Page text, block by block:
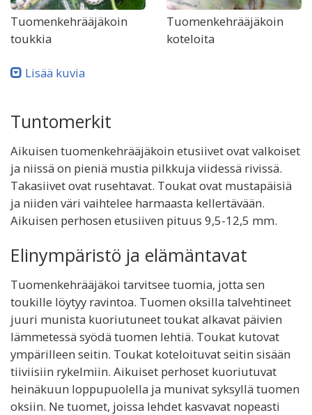
Tuomenkehrääjäkoin
toukkia
Tuomenkehrääjäkoin
koteloita
Lisää kuvia
Tuntomerkit
Aikuisen tuomenkehrääjäkoin etusiivet ovat valkoiset
ja niissä on pieniä mustia pilkkuja viidessä rivissä.
Takasiivet ovat rusehtavat. Toukat ovat mustapäisiä
ja niiden väri vaihtelee harmaasta kellertävään.
Aikuisen perhosen etusiiven pituus 9,5-12,5 mm.
Elinympäristö ja elämäntavat
Tuomenkehrääjäkoi tarvitsee tuomia, jotta sen
toukille löytyy ravintoa. Tuomen oksilla talvehtineet
juuri munista kuoriutuneet toukat alkavat päivien
lämmetessä syödä tuomen lehtiä. Toukat kutovat
ympärilleen seitin. Toukat koteloituvat seitin sisään
tiiviisiin rykelmiin. Aikuiset perhoset kuoriutuvat
heinäkuun loppupuolella ja munivat syksyllä tuomen
oksiin. Ne tuomet, joissa lehdet kasvavat nopeasti